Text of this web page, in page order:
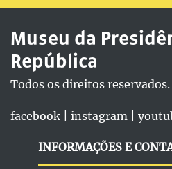
Museu da
República
Todos os direitos reservados.
facebook instagram
INFORMAÇÕES E